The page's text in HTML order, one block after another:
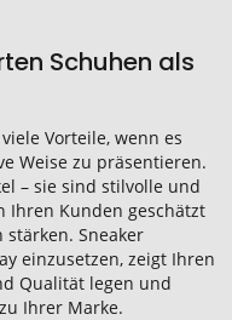
Schuhen als
Vorteile, wenn es
Weise zu präsentieren.
– sie sind stilvolle und
Ihren Kunden geschätzt
Sneaker
einzusetzen, zeigt Ihren
Qualität legen und
Ihrer Marke.